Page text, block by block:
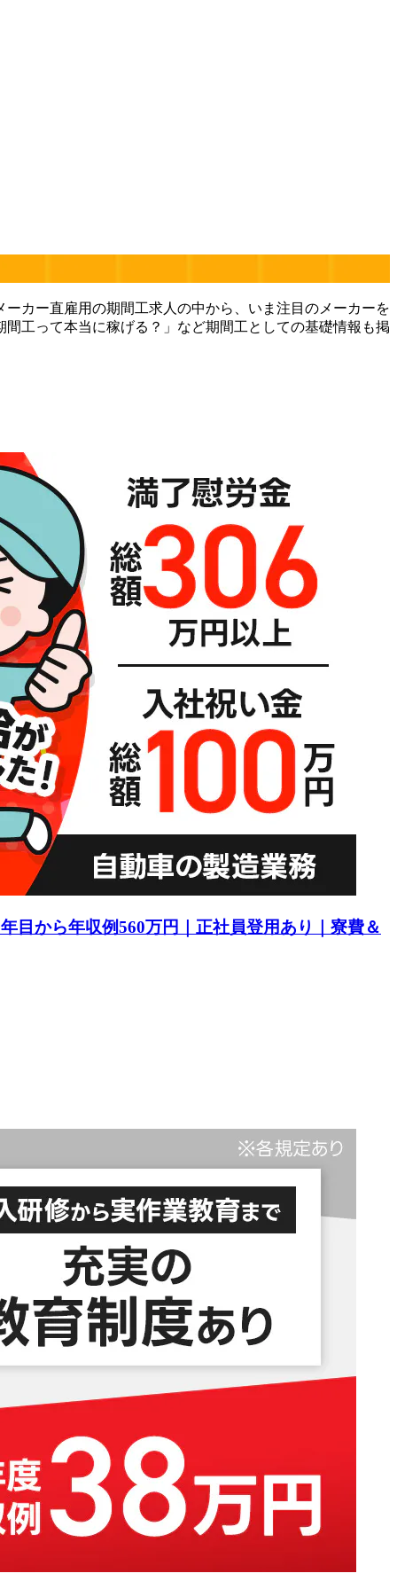
カー直雇用の期間工求人の中から、いま注目のメーカーを
工って本当に稼げる？」など期間工としての基礎情報も掲
目から年収例560万円｜正社員登用あり｜寮費＆